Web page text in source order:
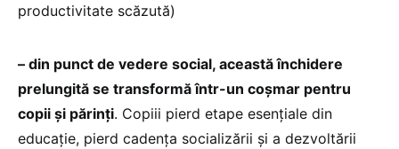
productivitate scăzută)
– din punct de vedere social, această închidere
prelungită se transformă într-un coșmar pentru
copii și părinți. Copiii pierd etape esențiale din
educație, pierd cadența socializării și a dezvoltării